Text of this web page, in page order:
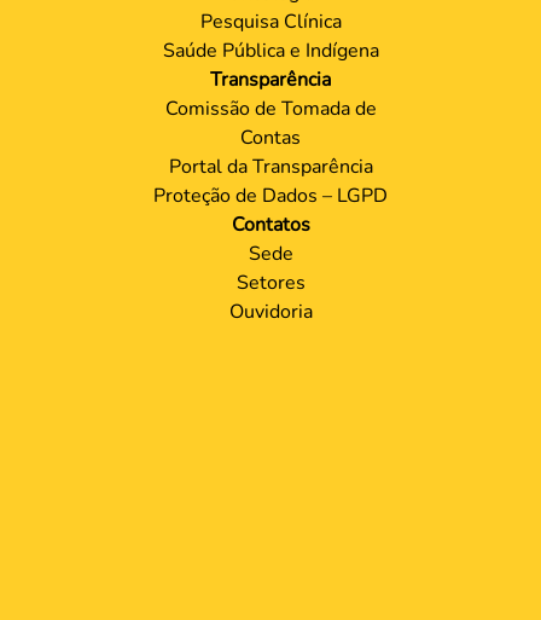
Pesquisa Clínica
Saúde Pública e Indígena
Transparência
Comissão de Tomada de
Contas
Portal da Transparência
Proteção de Dados – LGPD
Contatos
Sede
Setores
Ouvidoria